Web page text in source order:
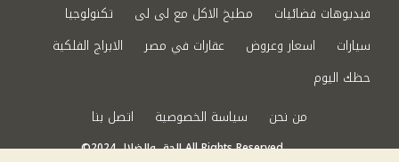
فيديوهات فضائيات
مطبخ الاكل مع لى لى
تكنولوجيا
سيارات
اسعار وعروض عقارات في مصر
الابراج الفلكية
حظك اليوم
من نحن
سياسة الخصوصية اتصل بنا
©2024 الحق والضلال All Rights Reserved.